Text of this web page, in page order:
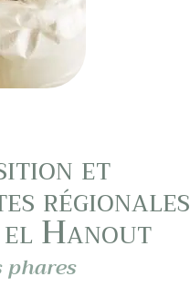
et
régionales
el Hanout
phares